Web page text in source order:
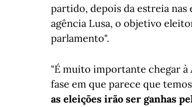
partido, depois da estreia nas
agência Lusa, o objetivo
parlamento".
"É muito importante chegar à
fase em que parece que
as eleições irão ser ganhas